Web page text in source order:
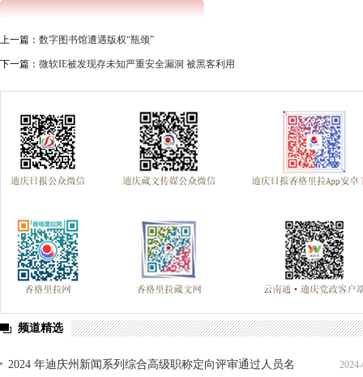
上一篇： 数字图书馆遭遇版权“瓶颈”
下一篇： 微软IE被发现存未知严重安全漏洞 被黑客利用
频道精选
2024 年迪庆州新闻系列综合高级职称定向评审通过人员名